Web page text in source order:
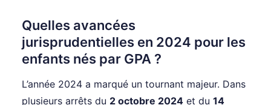
Quelles avancées
jurisprudentielles en 2024 pour les
enfants nés par GPA ?
L’année 2024 a marqué un tournant majeur. Dans
plusieurs arrêts du 2 octobre 2024 et du 14